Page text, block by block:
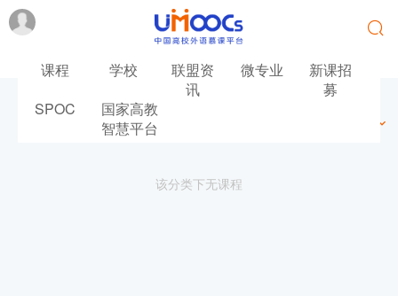
课程 学校
联盟资
讯
微专业
新课招
募
SPOC
国家高教
智慧平台
该分类下无课程